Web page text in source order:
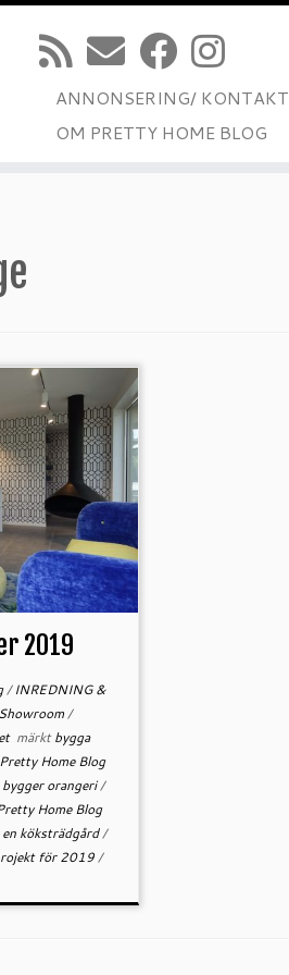
ANNONSERING/ KONTAKT
OM PRETTY HOME BLOG
2019
/INREDNING &
Showroom/
märktbygga
Pretty Home Blog
orangeri/
Home Blog
köksträdgård/
för 2019/